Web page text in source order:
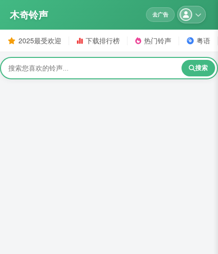
木奇铃声 去广告
2025最受欢迎 下载排行榜 热门铃声 粤语
搜索